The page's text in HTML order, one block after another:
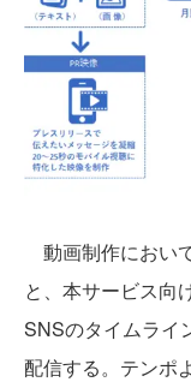
動画制作におい
と、本サービス向
SNSのタイムライ
配信する。テンポ